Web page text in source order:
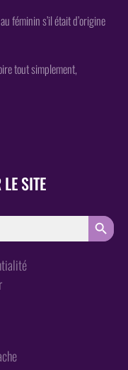
féminin s’il était d’origine
tout simplement,
SITE
SEARCH